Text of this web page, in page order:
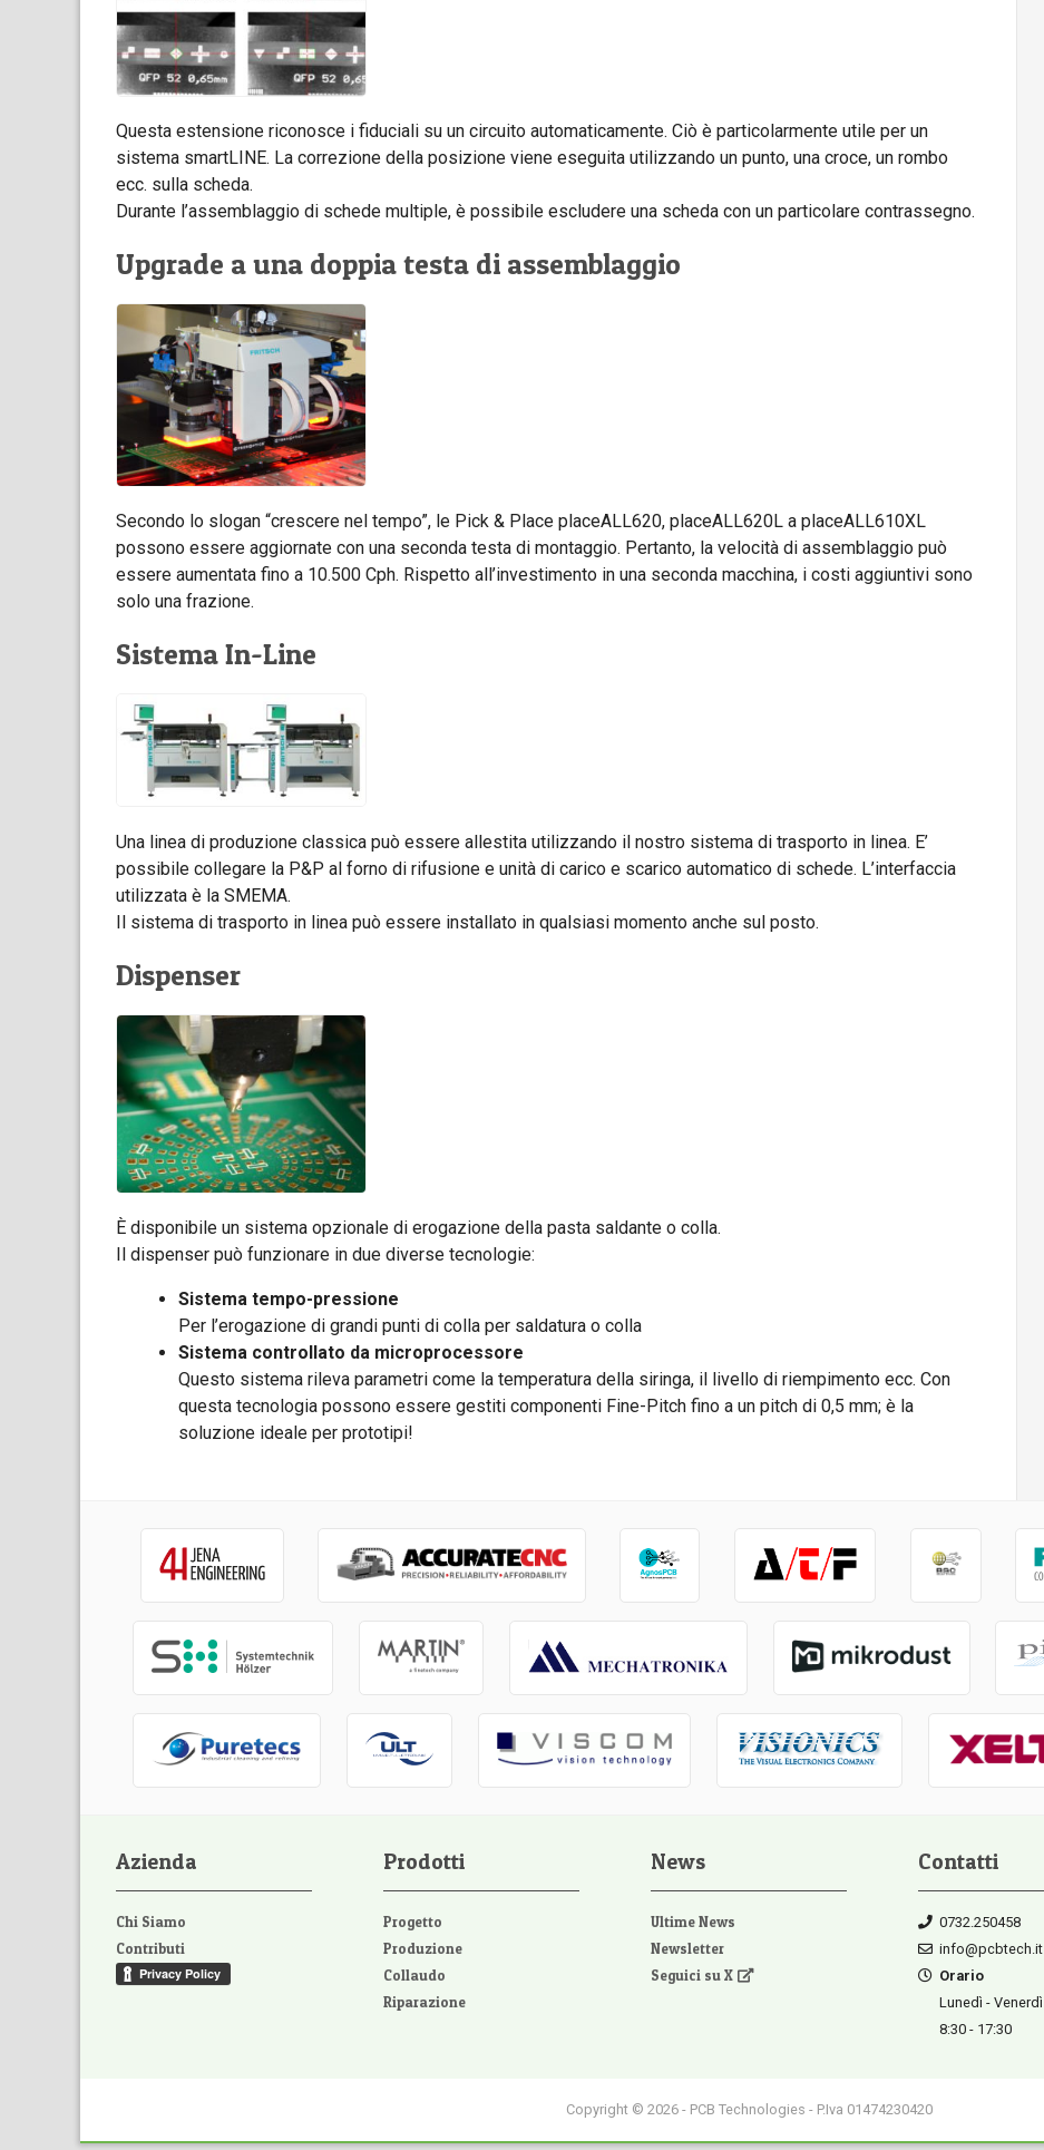
Questa estensione riconosce i fiduciali su un circuito automaticamente. Ciò è particolarmente utile per un
sistema smartLINE. La correzione della posizione viene eseguita utilizzando un punto, una croce, un rombo
ecc. sulla scheda.
Durante l’assemblaggio di schede multiple, è possibile escludere una scheda con un particolare contrassegno.
Upgrade a una doppia testa di assemblaggio
Secondo lo slogan “crescere nel tempo”, le Pick & Place placeALL620, placeALL620L a placeALL610XL
possono essere aggiornate con una seconda testa di montaggio. Pertanto, la velocità di assemblaggio può
essere aumentata fino a 10.500 Cph. Rispetto all’investimento in una seconda macchina, i costi aggiuntivi sono
solo una frazione.
Sistema In-Line
Una linea di produzione classica può essere allestita utilizzando il nostro sistema di trasporto in linea. E’
possibile collegare la P&P al forno di rifusione e unità di carico e scarico automatico di schede. L’interfaccia
utilizzata è la SMEMA.
Il sistema di trasporto in linea può essere installato in qualsiasi momento anche sul posto.
Dispenser
È disponibile un sistema opzionale di erogazione della pasta saldante o colla.
Il dispenser può funzionare in due diverse tecnologie:
Sistema tempo-pressione
Per l’erogazione di grandi punti di colla per saldatura o colla
Sistema controllato da microprocessore
Questo sistema rileva parametri come la temperatura della siringa, il livello di riempimento ecc. Con
questa tecnologia possono essere gestiti componenti Fine-Pitch fino a un pitch di 0,5 mm; è la
soluzione ideale per prototipi!
Azienda
Chi Siamo
Contributi
Prodotti
Progetto
Produzione
Collaudo
Riparazione
News
Ultime News
Newsletter
Seguici su X
Contatti
0732.250458
info@pcbtech.it
Orario
Lunedì - Venerdì
8:30 - 17:30
Copyright © 2026 - PCB Technologies - P.Iva 01474230420